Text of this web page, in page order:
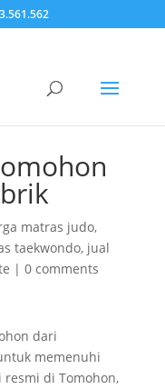
matras judo,
taekwondo, jual
| 0 comments
dari
memenuhi
di Tomohon,